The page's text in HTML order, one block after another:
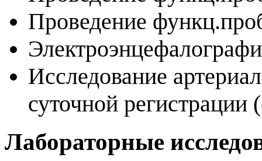
Проведение
Исследование
суточной регистрации
Лабораторные